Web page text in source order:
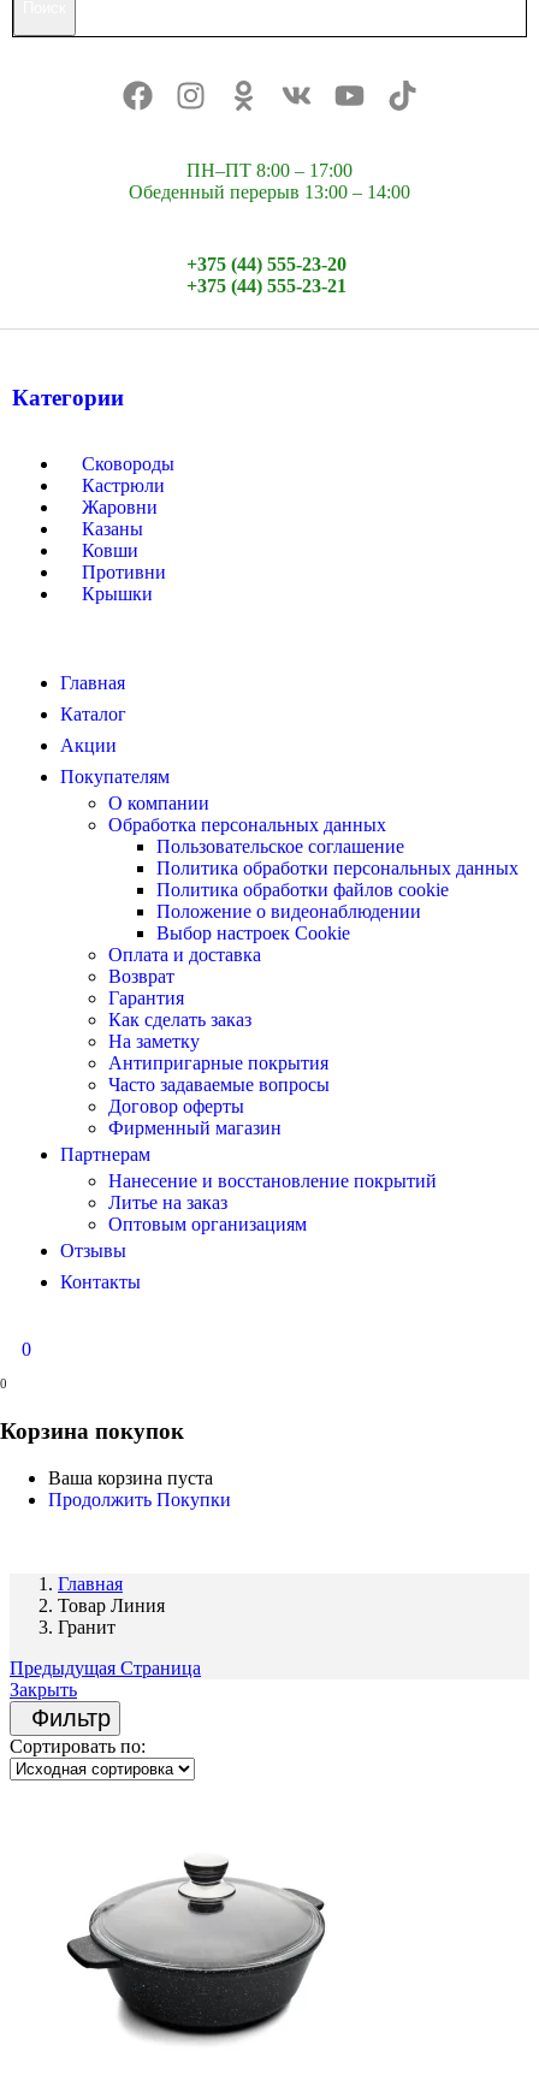
ПН–ПТ 8:00 – 17:00
Обеденный перерыв 13:00 – 14:00
+375 (44) 555-23-20
+375 (44) 555-23-21
Категории
Сковороды
Кастрюли
Жаровни
Казаны
Ковши
Противни
Крышки
Главная
Каталог
Акции
Покупателям
О компании
Обработка персональных данных
Пользовательское соглашение
Политика обработки персональных данных
Политика обработки файлов cookie
Положение о видеонаблюдении
Выбор настроек Cookie
Оплата и доставка
Возврат
Гарантия
Как сделать заказ
На заметку
Антипригарные покрытия
Часто задаваемые вопросы
Договор оферты
Фирменный магазин
Партнерам
Нанесение и восстановление покрытий
Литье на заказ
Оптовым организациям
Отзывы
Контакты
0
0
Корзина покупок
Ваша корзина пуста
Продолжить Покупки
Главная
Товар Линия
Гранит
Предыдущая Страница
Закрыть
Фильтр
Сортировать по: